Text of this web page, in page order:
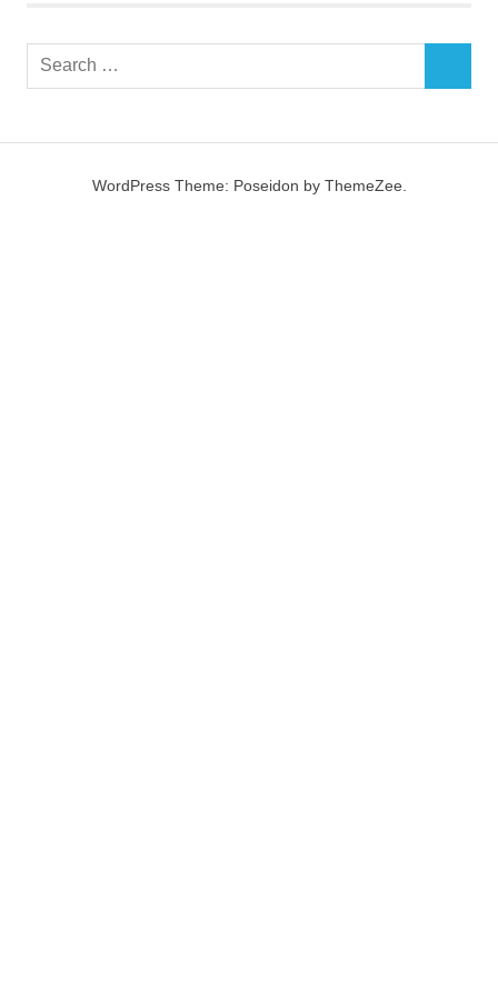
Search
WordPress Theme: Poseidon by ThemeZee.